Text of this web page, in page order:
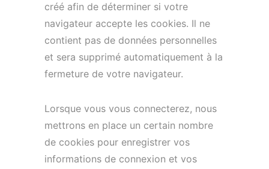
créé afin de déterminer si votre
navigateur accepte les cookies. Il ne
contient pas de données personnelles
et sera supprimé automatiquement à la
fermeture de votre navigateur.
Lorsque vous vous connecterez, nous
mettrons en place un certain nombre
de cookies pour enregistrer vos
informations de connexion et vos